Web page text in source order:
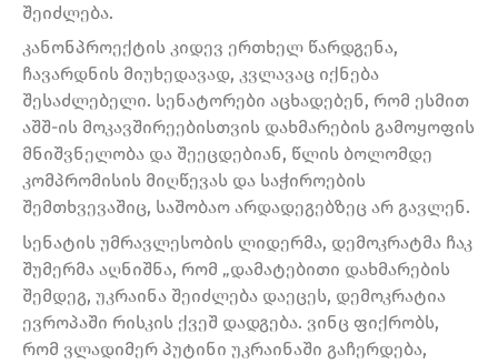
შეიძლება.
კანონპროექტის კიდევ ერთხელ წარდგენა,
ჩავარდნის მიუხედავად, კვლავაც იქნება
შესაძლებელი. სენატორები აცხადებენ, რომ ესმით
აშშ-ის მოკავშირეებისთვის დახმარების გამოყოფის
მნიშვნელობა და შეეცდებიან, წლის ბოლომდე
კომპრომისის მიღწევას და საჭიროების
შემთხვევაშიც, საშობაო არდადეგებზეც არ გავლენ.
სენატის უმრავლესობის ლიდერმა, დემოკრატმა ჩაკ
შუმერმა აღნიშნა, რომ „დამატებითი დახმარების
შემდეგ, უკრაინა შეიძლება დაეცეს, დემოკრატია
ევროპაში რისკის ქვეშ დადგება. ვინც ფიქრობს,
რომ ვლადიმერ პუტინი უკრაინაში გაჩერდება,